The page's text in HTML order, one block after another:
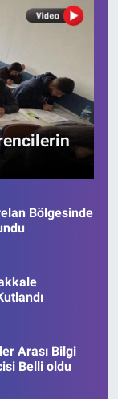
Bölgesinde
Arası Bilgi
Belli oldu